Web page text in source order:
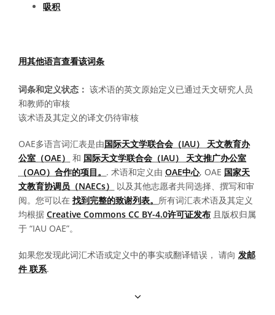
吸积
用其他语言查看该词条
词条和定义状态： 该术语的英文原始定义已通过天文研究人员
和教师的审核
该术语及其定义的译文仍待审核
OAE多语言词汇表是由国际天文学联合会（IAU） 天文教育办
公室（OAE）
和 国际天文学联合会（IAU） 天文推广办公室
（OAO）合作的项目。 . 术语和定义由 OAE中心, OAE 国家天
文教育协调员（NAECs）
以及其他志愿者共同选择、撰写和审
阅。您可以在 找到完整的致谢列表。 所有词汇表术语及其定义
均根据 Creative Commons CC BY-4.0许可证发布 且版权归属
于 “IAU OAE”。
如果您发现此词汇术语或定义中的事实或翻译错误， 请向 发邮
件 联系.